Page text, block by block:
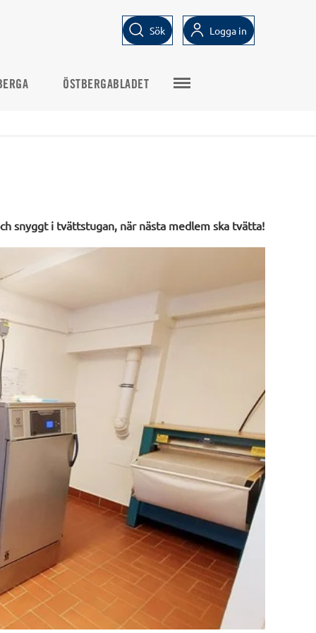
Sök Logga in
ÖSTBERGABLADET
snyggt i tvättstugan, när nästa medlem ska tvätta!